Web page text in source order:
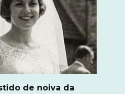
de noiva da